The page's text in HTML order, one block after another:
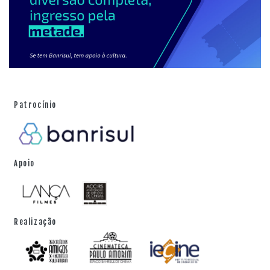
Patrocínio
Apoio
Realização